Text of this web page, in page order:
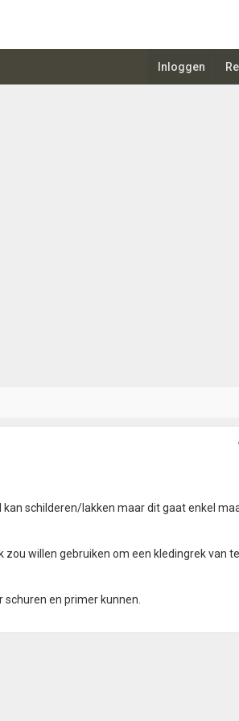
Inloggen
schilderen/lakken maar dit gaat enkel
zou willen gebruiken om een kledingrek van te
en primer kunnen.